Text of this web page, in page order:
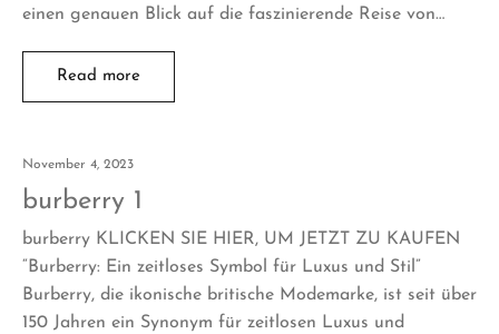
einen genauen Blick auf die faszinierende Reise von…
Read more
November 4, 2023
burberry 1
burberry KLICKEN SIE HIER, UM JETZT ZU KAUFEN
“Burberry: Ein zeitloses Symbol für Luxus und Stil”
Burberry, die ikonische britische Modemarke, ist seit über
150 Jahren ein Synonym für zeitlosen Luxus und